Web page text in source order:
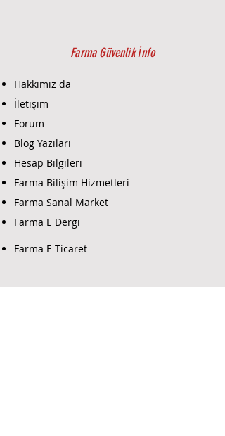
Farma Güvenlik İnfo
Hakkımız da
İletişim
Forum
Blog Yazıları
Hesap Bilgileri
Farma Bilişim Hizmetleri
Farma Sanal Market
Farma E Dergi
Farma E-Ticaret